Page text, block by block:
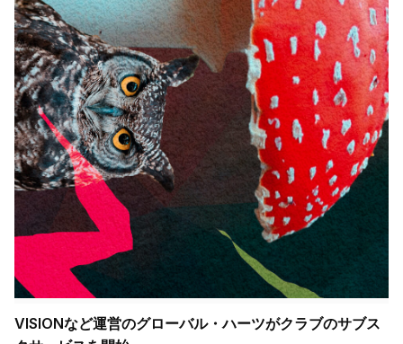
VISIONなど運営のグローバル・ハーツがクラブのサブス